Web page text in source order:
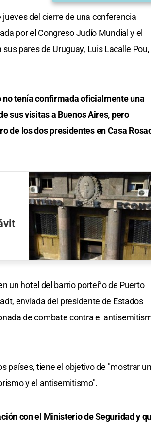
del cierre de una conferencia
por el Congreso Judío Mundial y el
pares de Uruguay, Luis Lacalle Pou,
tenía confirmada oficialmente una
sus visitas a Buenos Aires, pero
de los dos presidentes en Casa
un hotel del barrio porteño de Puerto
enviada del presidente de Estados
de combate contra el
países, tiene el objetivo de "mostrar un
y el antisemitismo".
con el Ministerio de Seguridad y